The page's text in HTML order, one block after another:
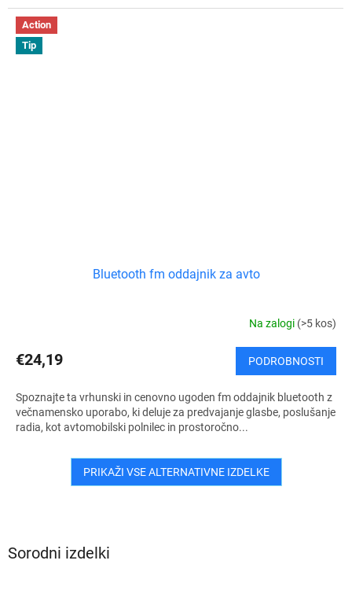
Sorodni izdelki
Action
Tip
Bluetooth fm oddajnik za avto
Na zalogi (>5 kos)
€24,19 PODROBNOSTI
Spoznajte ta vrhunski in cenovno ugoden fm oddajnik bluetooth z
večnamensko uporabo, ki deluje za predvajanje glasbe, poslušanje
radia, kot avtomobilski polnilec in prostoročno...
PRIKAŽI VSE ALTERNATIVNE IZDELKE